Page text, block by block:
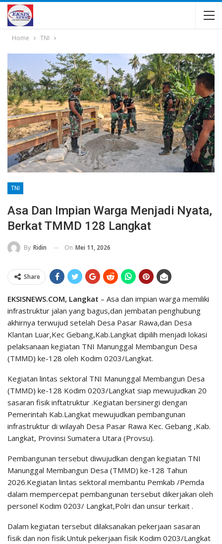
Home TNI
TNI
Asa Dan Impian Warga Menjadi Nyata,
Berkat TMMD 128 Langkat
By Ridin On Mei 11, 2026
Share
EKSISNEWS.COM, Langkat – Asa dan impian warga memiliki
infrastruktur jalan yang bagus,dan jembatan penghubung
akhirnya terwujud setelah Desa Pasar Rawa,dan Desa
Klantan Luar,Kec Gebang,Kab.Langkat dipilih menjadi lokasi
pelaksanaan kegiatan TNI Manunggal Membangun Desa
(TMMD) ke-128 oleh Kodim 0203/Langkat.
Kegiatan lintas sektoral TNI Manunggal Membangun Desa
(TMMD) ke-128 Kodim 0203/Langkat siap mewujudkan 20
sasaran fisik inftatruktur .Kegiatan bersinergi dengan
Pemerintah Kab.Langkat mewujudkan pembangunan
infrastruktur di wilayah Desa Pasar Rawa Kec. Gebang ,Kab.
Langkat, Provinsi Sumatera Utara (Provsu).
Pembangunan tersebut diwujudkan dengan kegiatan TNI
Manunggal Membangun Desa (TMMD) ke-128 Tahun
2026.Kegiatan lintas sektoral membantu Pemkab /Pemda
dalam mempercepat pembangunan tersebut dikerjakan oleh
personel Kodim 0203/ Langkat,Polri dan unsur terkait .
Dalam kegiatan tersebut dilaksanakan pekerjaan sasaran
fisik dan non fisik.Untuk pekerjaan fisik Kodim 0203/Langkat